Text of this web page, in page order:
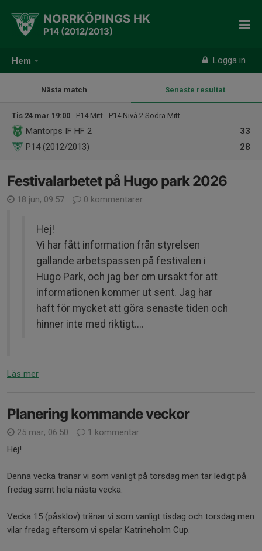
Hem Logga in
NORRKÖPINGS HK
P14 (2012/2013)
Nästa match Senaste resultat
Tis 24 mar 19:00 - P14 Mitt - P14 Nivå 2 Södra Mitt
33
Mantorps IF HF 2
28
P14 (2012/2013)
Festivalarbetet på Hugo park 2026
18 jun, 09:57 0 kommentarer
Hej!
Vi har fått information från styrelsen
gällande arbetspassen på festivalen i
Hugo Park, och jag ber om ursäkt för att
informationen kommer ut sent. Jag har
haft för mycket att göra senaste tiden och
hinner inte med riktigt....
Läs mer
Planering kommande veckor
25 mar, 06:50
1 kommentar
Hej!
Denna vecka tränar vi som vanligt på torsdag men tar ledigt på
fredag samt hela nästa vecka.
Vecka 15 (påsklov) tränar vi som vanligt tisdag och torsdag men
vilar fredag eftersom vi spelar Katrineholm Cup.